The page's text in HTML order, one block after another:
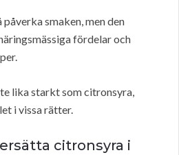
smaken, men den
fördelar och
lika starkt som citronsyra,
i vissa rätter.
citronsyra i